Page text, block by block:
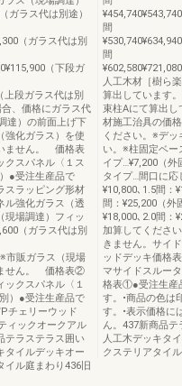
ガラス代は別途）
（ガラス代は別
（下段ガ
上段ガラス代は別
、価格にガラス代
達）の前面上げ下
強化ガラス）を使
ません。 価格表
スパネル〈１ス
●受注生産品で
ラッピング形材
ル強化ガラス（透
現場調達）フィッ
（ガラス代は別
市販ガラス（現場
ません。 価格表②
クスパネル〈１
）●受注生産品で
チェリーウッド
ィックオークアル
テラステラス囲い
タイルデッキオー
イル庭まわり436旧
間
間
人工木材［樹ら
算出しています
束柱Aにて算出
材施工治具の価
ください。※デ
い。※柱固定ベー
イプ…¥7,200（外
タイプ…間口に
¥10,800､1.5間：
間：¥25,200（
¥18,000､2.0間：
加算してくださ
きません。サイ
ッドデッキ価格
マサイドスルー
格表①●受注生産
す。•商品の色は
す。•表示価格に
ん。437新商品
人工木デッキタ
クステリアタイ